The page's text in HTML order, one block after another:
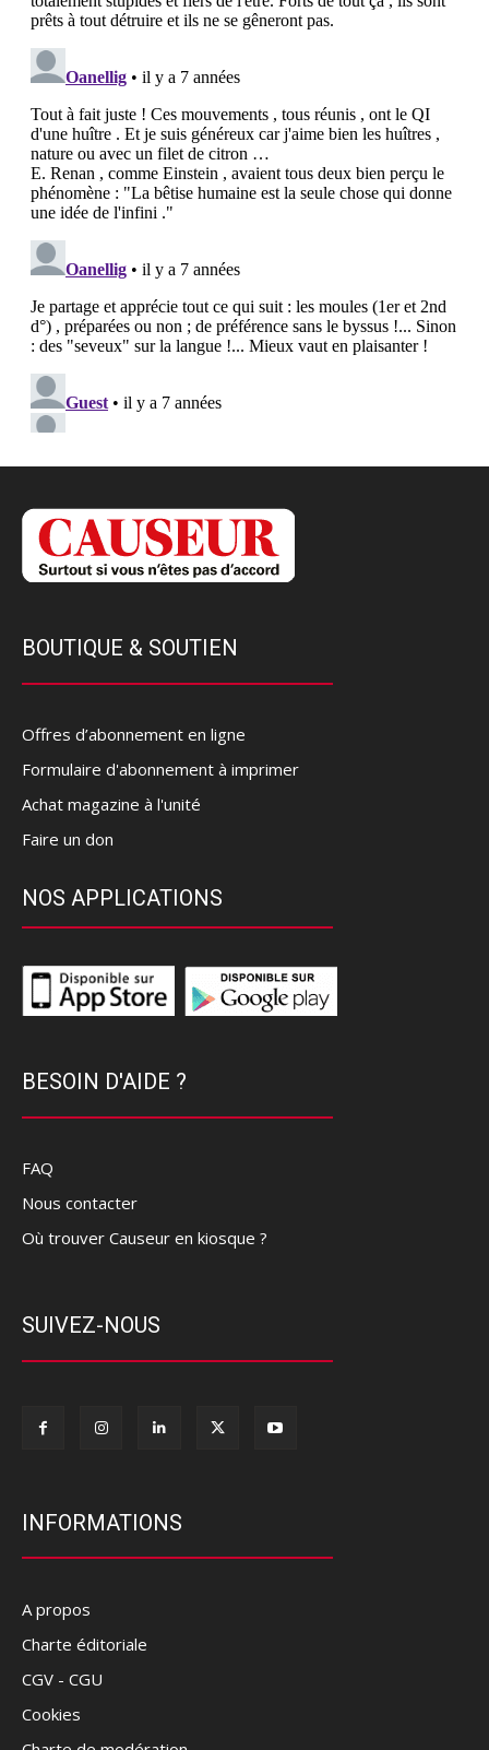
BOUTIQUE & SOUTIEN
Offres d’abonnement en ligne
Formulaire d'abonnement à imprimer
Achat magazine à l'unité
Faire un don
NOS APPLICATIONS
BESOIN D'AIDE ?
FAQ
Nous contacter
Où trouver Causeur en kiosque ?
SUIVEZ-NOUS
INFORMATIONS
A propos
Charte éditoriale
CGV - CGU
Cookies